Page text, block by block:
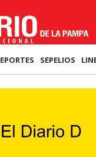
SEPELIOS